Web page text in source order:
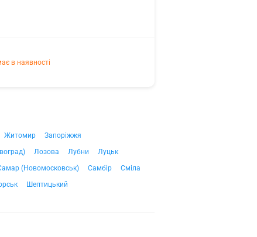
в наявності
Житомир
Запоріжжя
Лозова Лубни
Луцьк
(Новомосковськ) Самбір
Сміла
Шептицький